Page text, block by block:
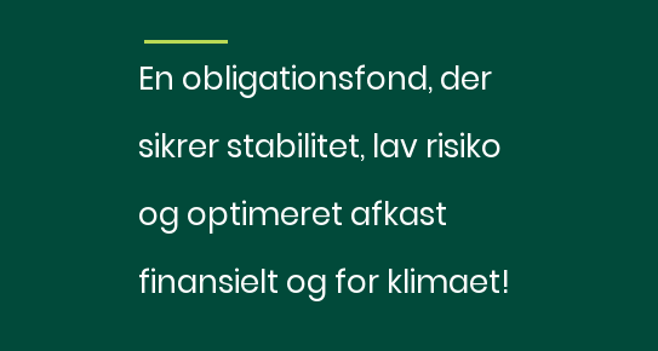
En obligationsfond, der
sikrer stabilitet, lav risiko
og optimeret afkast
finansielt og for klimaet!